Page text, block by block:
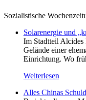
Sozialistische
Solarenergie und
Im Stadtteil
Gelände einer
Einrichtung. Wo
Weiterlesen
Alles Chinas